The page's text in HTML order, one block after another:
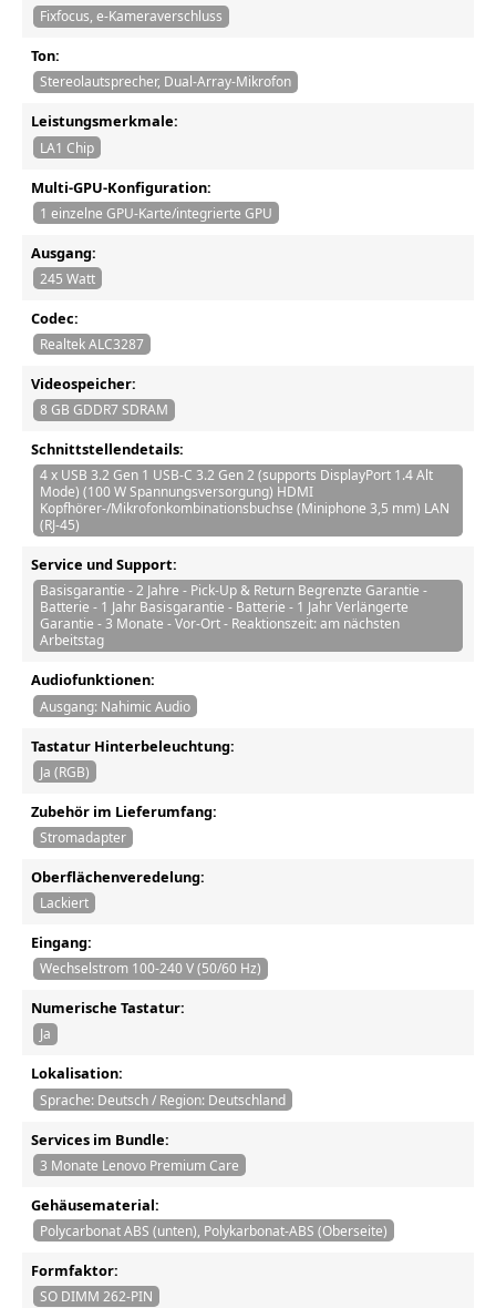
Fixfocus, e-Kameraverschluss
Ton:
Stereolautsprecher, Dual-Array-Mikrofon
Leistungsmerkmale:
LA1 Chip
Multi-GPU-Konfiguration:
1 einzelne GPU-Karte/integrierte GPU
Ausgang:
245 Watt
Codec:
Realtek ALC3287
Videospeicher:
8 GB GDDR7 SDRAM
Schnittstellendetails:
4 x USB 3.2 Gen 1 USB-C 3.2 Gen 2 (supports DisplayPort 1.4 Alt
Mode) (100 W Spannungsversorgung) HDMI
Kopfhörer-/Mikrofonkombinationsbuchse (Miniphone 3,5 mm) LAN
(RJ-45)
Service und Support:
Basisgarantie - 2 Jahre - Pick-Up & Return Begrenzte Garantie -
Batterie - 1 Jahr Basisgarantie - Batterie - 1 Jahr Verlängerte
Garantie - 3 Monate - Vor-Ort - Reaktionszeit: am nächsten
Arbeitstag
Audiofunktionen:
Ausgang: Nahimic Audio
Tastatur Hinterbeleuchtung:
Ja (RGB)
Zubehör im Lieferumfang:
Stromadapter
Oberflächenveredelung:
Lackiert
Eingang:
Wechselstrom 100-240 V (50/60 Hz)
Numerische Tastatur:
Ja
Lokalisation:
Sprache: Deutsch / Region: Deutschland
Services im Bundle:
3 Monate Lenovo Premium Care
Gehäusematerial:
Polycarbonat ABS (unten), Polykarbonat-ABS (Oberseite)
Formfaktor:
SO DIMM 262-PIN